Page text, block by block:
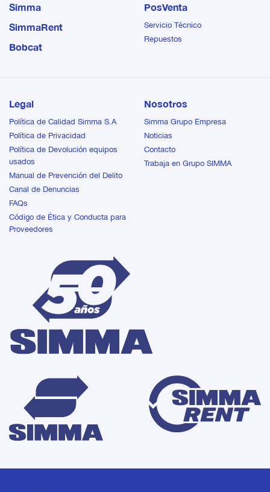
Bobcat, entrega diseños
simples, confiables y
preocupados en el
operador.
preocupados en el
operador.
Simma
SimmaRent
Bobcat
PosVenta
Servicio Técnico
Repuestos
Legal
Política de Calidad Simma S.A
Política de Privacidad
Política de Devolución equipos
usados
Manual de Prevención del Delito
Canal de Denuncias
FAQs
Código de Ética y Conducta para
Proveedores
Nosotros
Simma Grupo Empresa
Noticias
Contacto
Trabaja en Grupo SIMMA